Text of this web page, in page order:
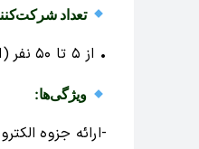
تعداد
• از ۵ تا ۵۰ نفر (امکان برگزاری برای بخش‌های مختلف سازمان)
ویژگی‌ها:
-ارائه جزوه